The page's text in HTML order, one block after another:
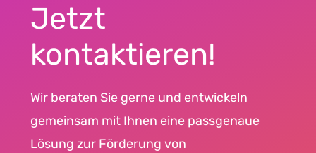
Jetzt
kontaktieren!
Wir beraten Sie gerne und entwickeln
gemeinsam mit Ihnen eine passgenaue
Lösung zur Förderung von